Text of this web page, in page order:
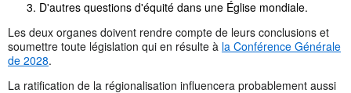
D'autres questions d'équité dans une Église mondiale.
Les deux organes doivent rendre compte de leurs conclusions et
soumettre toute législation qui en résulte à la Conférence Générale
de 2028.
La ratification de la régionalisation influencera probablement aussi